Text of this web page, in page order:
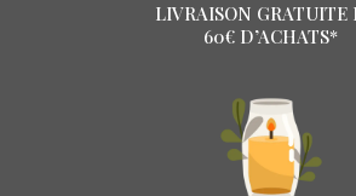
LIVRAISON GRATUITE
60€ D’ACHATS*